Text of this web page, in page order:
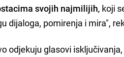
svojih najmilijih, koji
dijaloga, pomirenja i mira",
odjekuju glasovi